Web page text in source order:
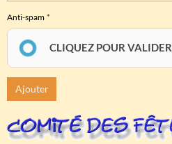
Anti-spam
CLIQUEZ POUR VALIDER
Ajouter